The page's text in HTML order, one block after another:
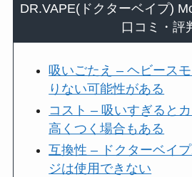
DR.VAPE(ドクターベイプ)
口コミ・評
吸いごたえ – ヘビース
りない可能性がある
コスト – 吸いすぎると
高くつく場合もある
互換性 – ドクターベイ
ジは使用できない